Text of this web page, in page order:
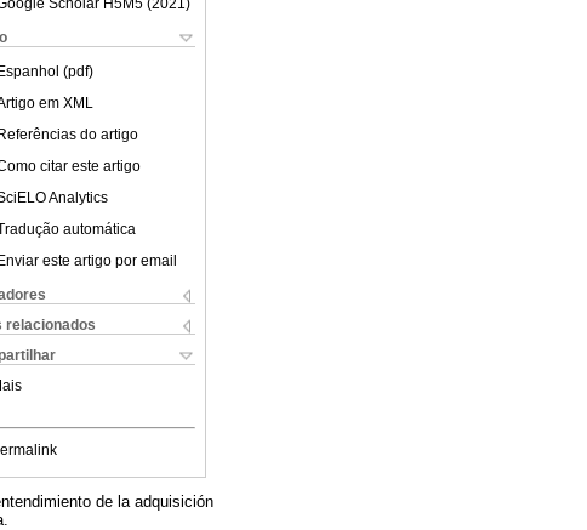
(pdf)
em XML
do artigo
citar este artigo
Analytics
automática
este artigo por email
relacionados
de la adquisición